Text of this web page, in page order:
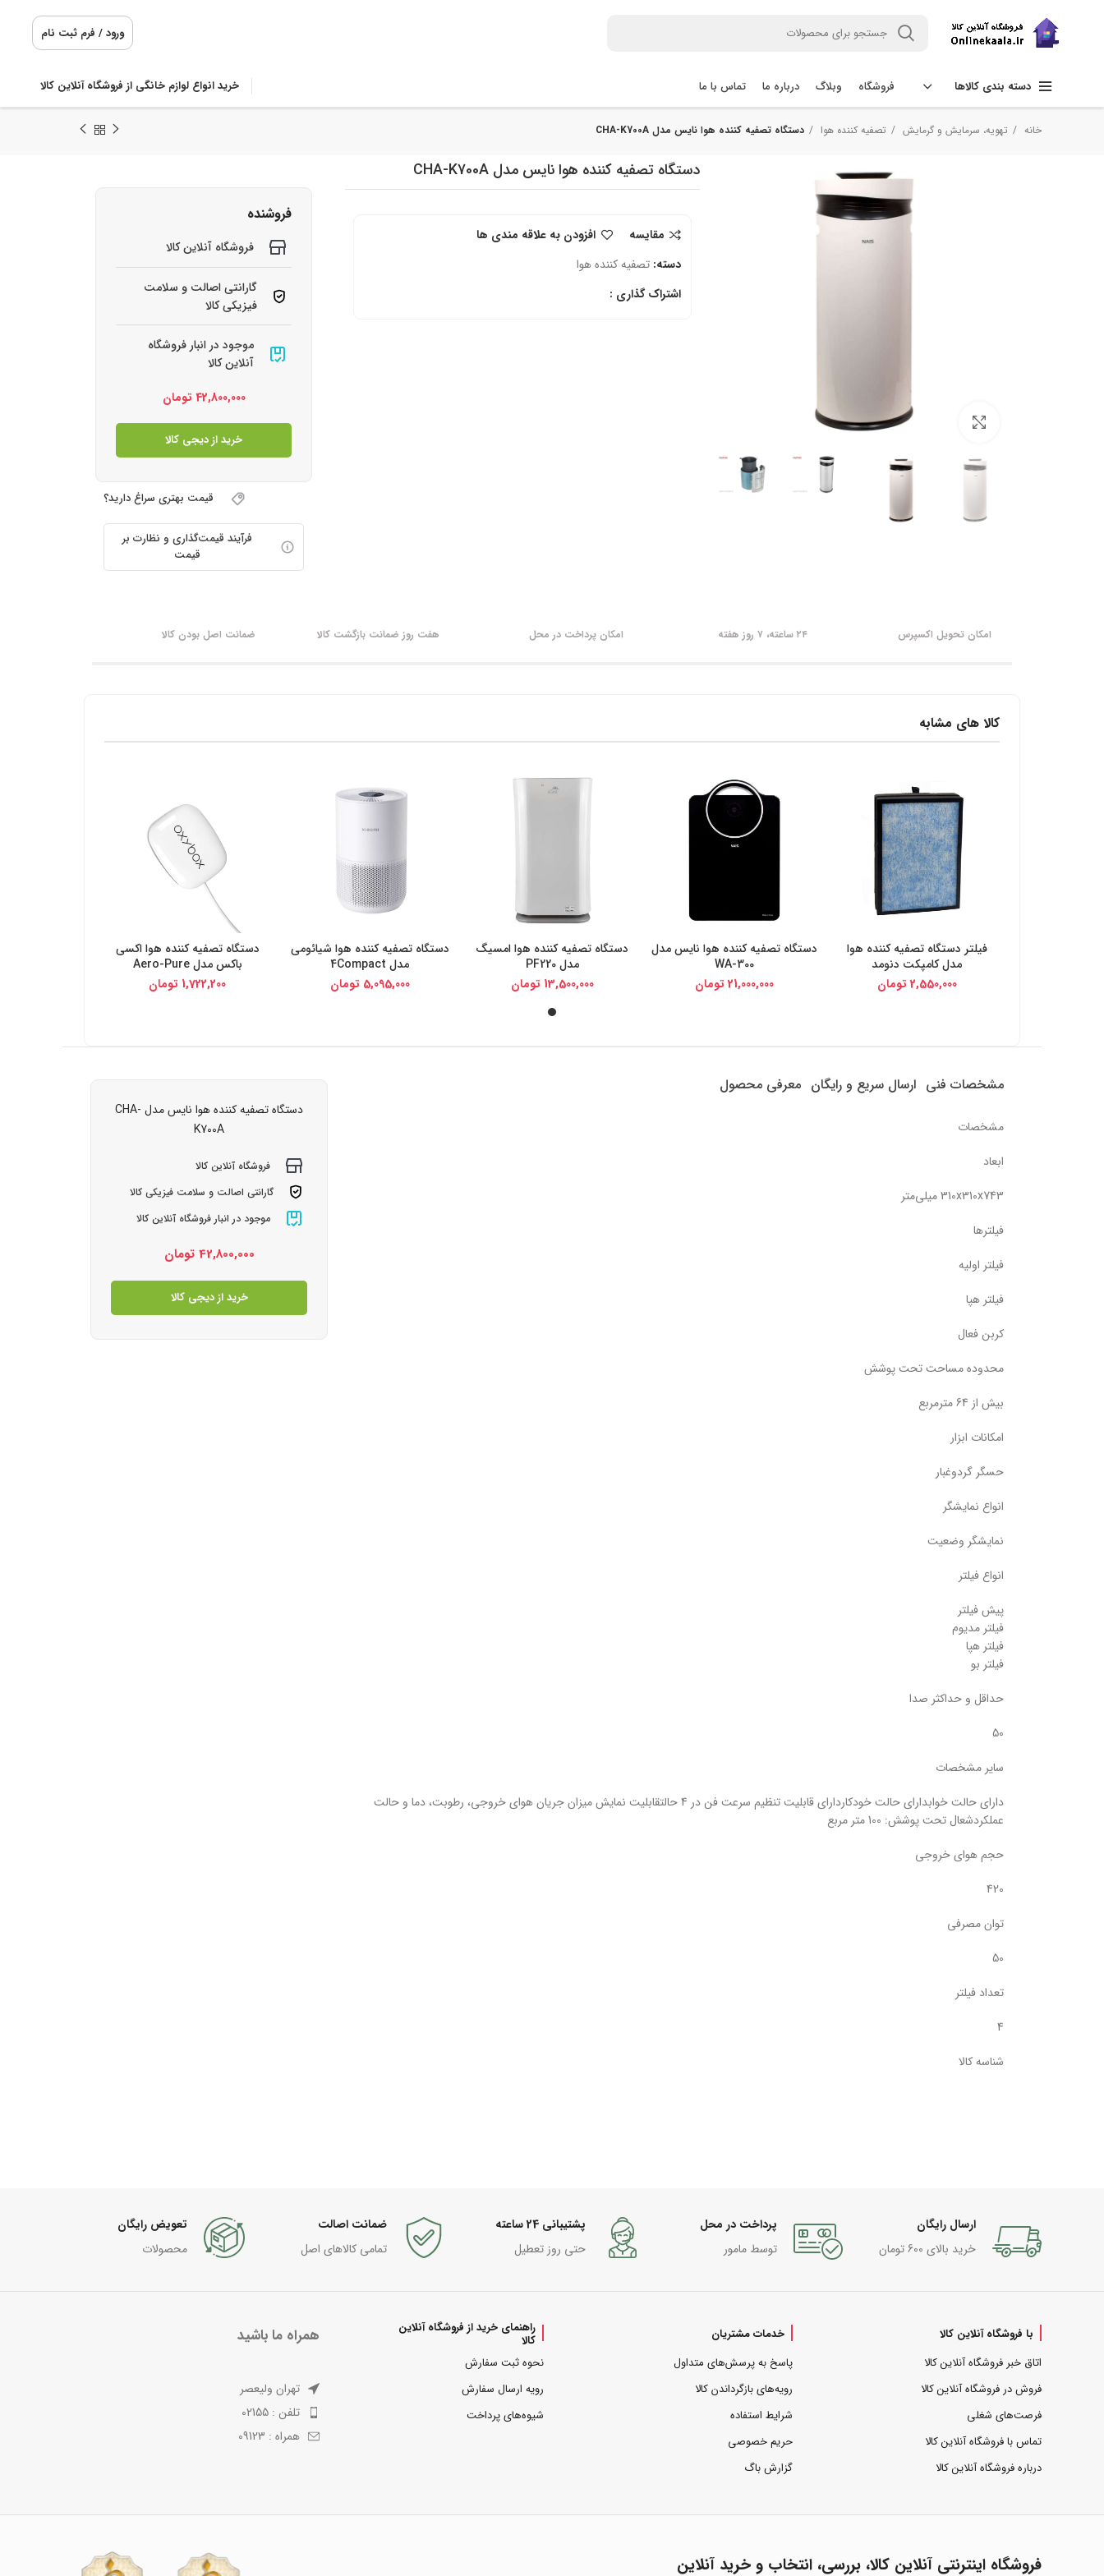
ورود / فرم ثبت نام
دسته بندی کالاها فروشگاه وبلاگ درباره ما تماس با ما خرید انواع لوازم خانگی از فروشگاه آنلاین کالا
خانه تهویه، سرمایش و گرمایش تصفیه کننده هوا دستگاه تصفیه کننده هوا نایس مدل CHA-K700A
برای بزرگنمایی کلیک کنید
دستگاه تصفیه کننده هوا نایس مدل CHA-K700A
مقایسه
افزودن به علاقه مندی ها
دسته: تصفیه کننده هوا
اشتراک گذاری :
فروشنده
فروشگاه آنلاین کالا
گارانتی اصالت و سلامت
فیزیکی کالا
موجود در انبار فروشگاه
آنلاین کالا
42,800,000 تومان
خرید از دیجی کالا
قیمت بهتری سراغ دارید؟
فرآیند قیمت‌گذاری و نظارت بر
قیمت
امکان تحویل اکسپرس ۲۴ ساعته، ۷ روز هفته امکان پرداخت در محل هفت روز ضمانت بازگشت کالا ضمانت اصل بودن کالا
کالا های مشابه
خرید از دیجی کالا
فیلتر دستگاه تصفیه کننده هوا
مدل کامپکت دنومد
2,550,000 تومان
خرید از دیجی کالا
دستگاه تصفیه کننده هوا نایس مدل
300-WA
21,000,000 تومان
خرید از دیجی کالا
دستگاه تصفیه کننده هوا امسیگ
مدل PF220
13,500,000 تومان
خرید از دیجی کالا
دستگاه تصفیه کننده هوا شیائومی
مدل 4Compact
5,095,000 تومان
خرید از دیجی کالا
دستگاه تصفیه کننده هوا اکسی
باکس مدل Aero-Pure
1,722,200 تومان
مشخصات فنی ارسال سریع و رایگان معرفی محصول
مشخصات
ابعاد
310x310x743 میلی‌متر
فیلترها
فیلتر اولیه
فیلتر هپا
کربن فعال
محدوده مساحت تحت پوشش
بیش از 64 متر‌مربع
امکانات ابزار
حسگر گردوغبار
انواع نمایشگر
نمایشگر وضعیت
انواع فیلتر
پیش فیلتر
فیلتر مدیوم
فیلتر هپا
فیلتر بو
حداقل و حداکثر صدا
50
سایر مشخصات
دارای حالت خوابدارای حالت خودکاردارای قابلیت تنظیم سرعت فن در 4 حالتقابلیت نمایش میزان جریان هوای خروجی، رطوبت، دما و حالت
عملکردشعال تحت پوشش: 100 متر مربع
حجم هوای خروجی
420
توان مصرفی
50
تعداد فیلتر
4
شناسه کالا
دستگاه تصفیه کننده هوا نایس مدل CHA-
K700A
فروشگاه آنلاین کالا
گارانتی اصالت و سلامت فیزیکی کالا
موجود در انبار فروشگاه آنلاین کالا
42,800,000 تومان
خرید از دیجی کالا
ارسال رایگان
خرید بالای 600 تومان
پرداخت در محل
توسط مامور
پشتیبانی 24 ساعته
حتی روز تعطیل
ضمانت اصالت
تمامی کالاهای اصل
تعویض رایگان
محصولات
با فروشگاه آنلاین کالا
اتاق خبر فروشگاه آنلاین کالا
فروش در فروشگاه آنلاین کالا
فرصت‌های شغلی
تماس با فروشگاه آنلاین کالا
درباره فروشگاه آنلاین کالا
خدمات مشتریان
پاسخ به پرسش‌های متداول
رویه‌های بازگرداندن کالا
شرایط استفاده
حریم خصوصی
گزارش باگ
راهنمای خرید از فروشگاه آنلاین
کالا
نحوه ثبت سفارش
رویه ارسال سفارش
شیوه‌های پرداخت
همراه ما باشید
تهران ولیعصر
تلفن : 02155
همراه : 09123
فروشگاه اینترنتی آنلاین کالا، بررسی، انتخاب و خرید آنلاین